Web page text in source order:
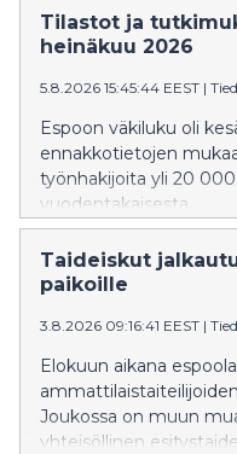
henkilöstöä, ja niiden
miljoonan euron
kokouksessaan
Tilastot ja
heinäkuu 2026
5.8.2026 15:45:44 EEST |
Espoon väkiluku oli
ennakkotietojen
työnhakijoita yli 20
vuodentakaisesta.
Taideiskut
paikoille
3.8.2026 09:16:41 EEST |
Elokuun aikana
Joukossa on muun
yhteisöllinen